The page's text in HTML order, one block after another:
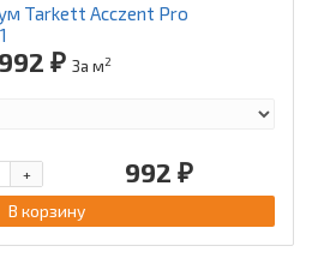
Tarkett Acczent Pro
992 ₽ За м2
992 ₽
+
В корзину